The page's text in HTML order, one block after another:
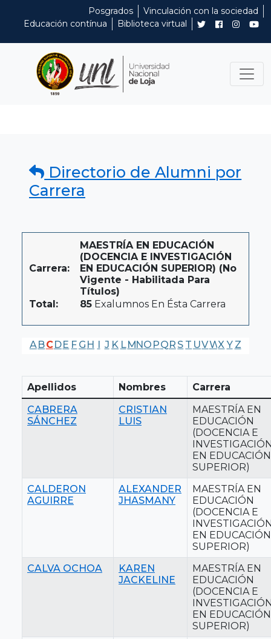
Posgrados
Vinculación con la sociedad
Educación contínua
Biblioteca virtual
Directorio de Alumni por
Carrera
Carrera:
MAESTRÍA EN EDUCACIÓN
(DOCENCIA E INVESTIGACIÓN
EN EDUCACIÓN SUPERIOR) (No
Vigente - Habilitada Para
Títulos)
Total:
85 Exalumnos En Ésta Carrera
A BCDE F G H I J K LMNO PQR S T UVWX Y Z
Apellidos Nombres
Carrera
CABRERA
SÁNCHEZ
CRISTIAN
LUIS
MAESTRÍA EN
EDUCACIÓN
(DOCENCIA E
EN EDUCACIÓN
SUPERIOR)
CALDERON
AGUIRRE
ALEXANDER
JHASMANY
MAESTRÍA EN
EDUCACIÓN
(DOCENCIA E
EN EDUCACIÓN
SUPERIOR)
CALVA OCHOA
KAREN
JACKELINE
MAESTRÍA EN
EDUCACIÓN
(DOCENCIA E
EN EDUCACIÓN
SUPERIOR)